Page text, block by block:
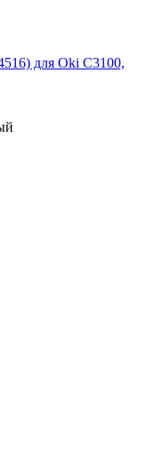
для Oki С3100,